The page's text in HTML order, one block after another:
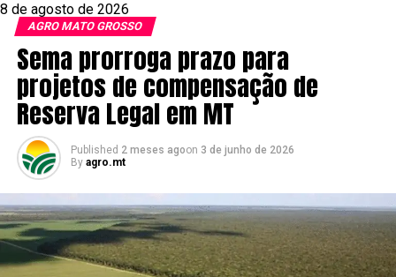
8 de agosto de 2026
AGRO MATO GROSSO
Sema prorroga prazo para
projetos de compensação de
Reserva Legal em MT
Published 2 meses agoon 3 de junho de 2026
By agro.mt